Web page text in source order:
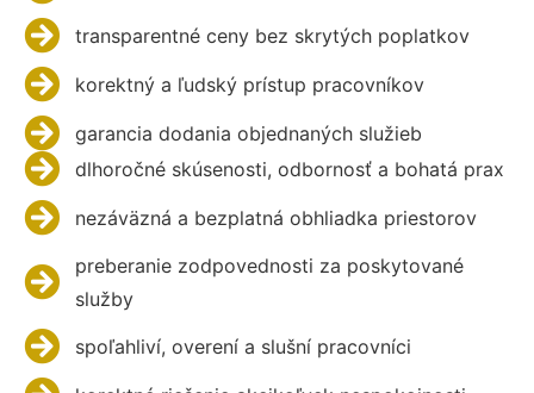
transparentné ceny bez skrytých poplatkov
korektný a ľudský prístup pracovníkov
garancia dodania objednaných služieb
dlhoročné skúsenosti, odbornosť a bohatá prax
nezáväzná a bezplatná obhliadka priestorov
preberanie zodpovednosti za poskytované
služby
spoľahliví, overení a slušní pracovníci